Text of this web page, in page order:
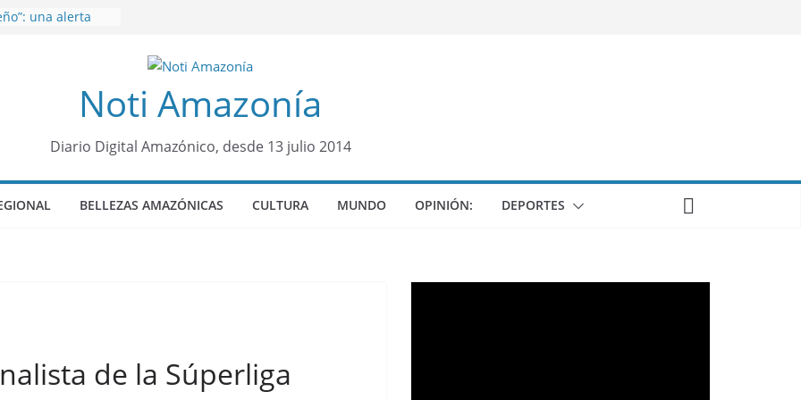
una alerta
encontrados
de Alison,
sensación de
Colo de Chile
Noti Amazonía
Diario Digital Amazónico, desde 13 julio 2014
BELLEZAS AMAZÓNICAS CULTURA MUNDO OPINIÓN: DEPORTES
de la Súperliga